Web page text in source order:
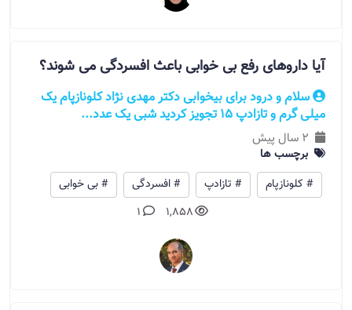
آیا داروهای رفع بی خوابی باعث افسردگی می شوند؟
سلام و درود برای بیخوابی دکتر مهدی نژاد کلونازپام یک
میلی گرم و تازادپ ۱۵ تجویز کردید شبی یک عدد...
2 سال پیش
برچسب ها
# کلونازپام
# تازادپ # افسردگی
# بی خوابی
1,858
1